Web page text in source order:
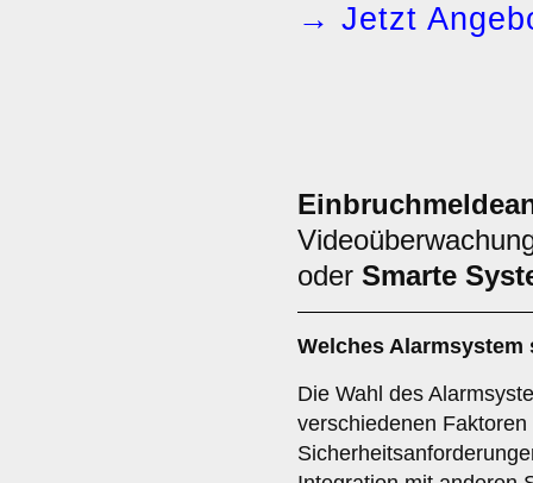
→ Jetzt
oder Smarte
Welches Alarmsystem
Die Wahl des
verschiedenen